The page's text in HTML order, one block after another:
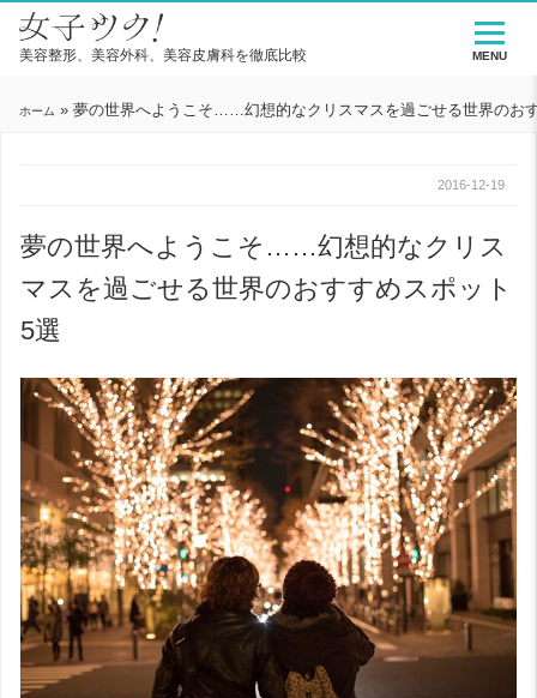
美容整形、美容外科、美容皮膚科を徹底比較
ホーム » 夢の世界へようこそ……幻想的なクリスマスを過ごせる世界のお
2016-12-19
夢の世界へようこそ……幻想的なクリス
マスを過ごせる世界のおすすめスポット
5選
MENU